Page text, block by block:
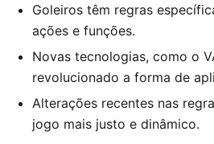
Goleiros têm regras
ações e funções.
Novas tecnologias, como o
revolucionado a forma de
Alterações recentes nas
jogo mais justo e dinâmico.